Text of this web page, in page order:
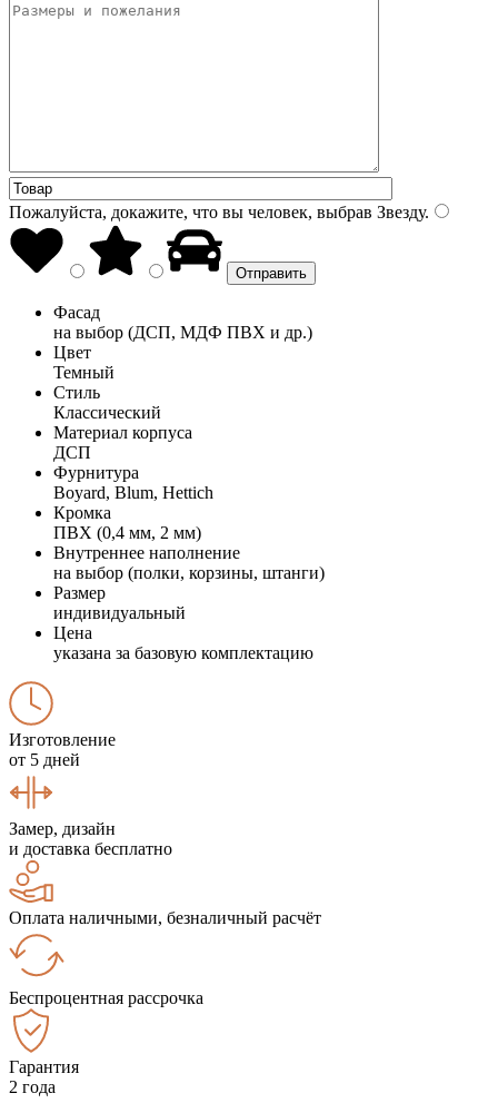
Пожалуйста, докажите, что вы человек, выбрав Звезду.
Фасад
на выбор (ДСП, МДФ ПВХ и др.)
Цвет
Темный
Стиль
Классический
Материал корпуса
ДСП
Фурнитура
Boyard, Blum, Hettich
Кромка
ПВХ (0,4 мм, 2 мм)
Внутреннее наполнение
на выбор (полки, корзины, штанги)
Размер
индивидуальный
Цена
указана за базовую комплектацию
Изготовление
от 5 дней
Замер, дизайн
и доставка бесплатно
Оплата наличными, безналичный расчёт
Беспроцентная рассрочка
Гарантия
2 года